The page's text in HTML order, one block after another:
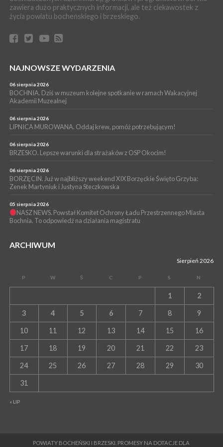
04 sierpnia 2026
Codzienne nawyki, które wspierają zdrowie dziecka na dłużej
04 sierpnia 2026
WYDARZENIA
04 sierpnia 2026
BOCHNIA. Kolejny patriotyczny mural na os. Niepodległości.
Tym razem przedstawia Wojciecha Korfantego
zawiera dużo praktycznych informacji, ale też ciekawostek z
życia powiatu bocheńskiego i brzeskiego.
NAJNOWSZE WYDARZENIA
06 sierpnia 2026
BOCHNIA. Dziś w muzeum kolejne spotkanie w ramach Wakacyjnej
Akademii Muzealnej
06 sierpnia 2026
LIPNICA MUROWANA. Oddaj krew, pomóż potrzebującym!
06 sierpnia 2026
BRZESKO. Lepsze warunki dla strażaków z OSP Okocim!
06 sierpnia 2026
BORZĘCIN. Już w najbliższy weekend XIX Borzęckie Święto Grzyba:
Zenek Martyniuk i Justyna Steczkowska
05 sierpnia 2026
NASZ NEWS. Powstał Komitet Ochrony Ładu Przestrzennego Miasta
Bochnia. To odpowiedź na działania magistratu
ARCHIWUM
Sierpień 2026
P W Ś C P S N
« LIP
1 2
3 4 5 6 7 8 9
10 11 12 13 14 15 16
17 18 19 20 21 22 23
24 25 26 27 28 29 30
31
POWIATY BOCHEŃSKI I BRZESKI. PROMESY NA DOTACJE DLA